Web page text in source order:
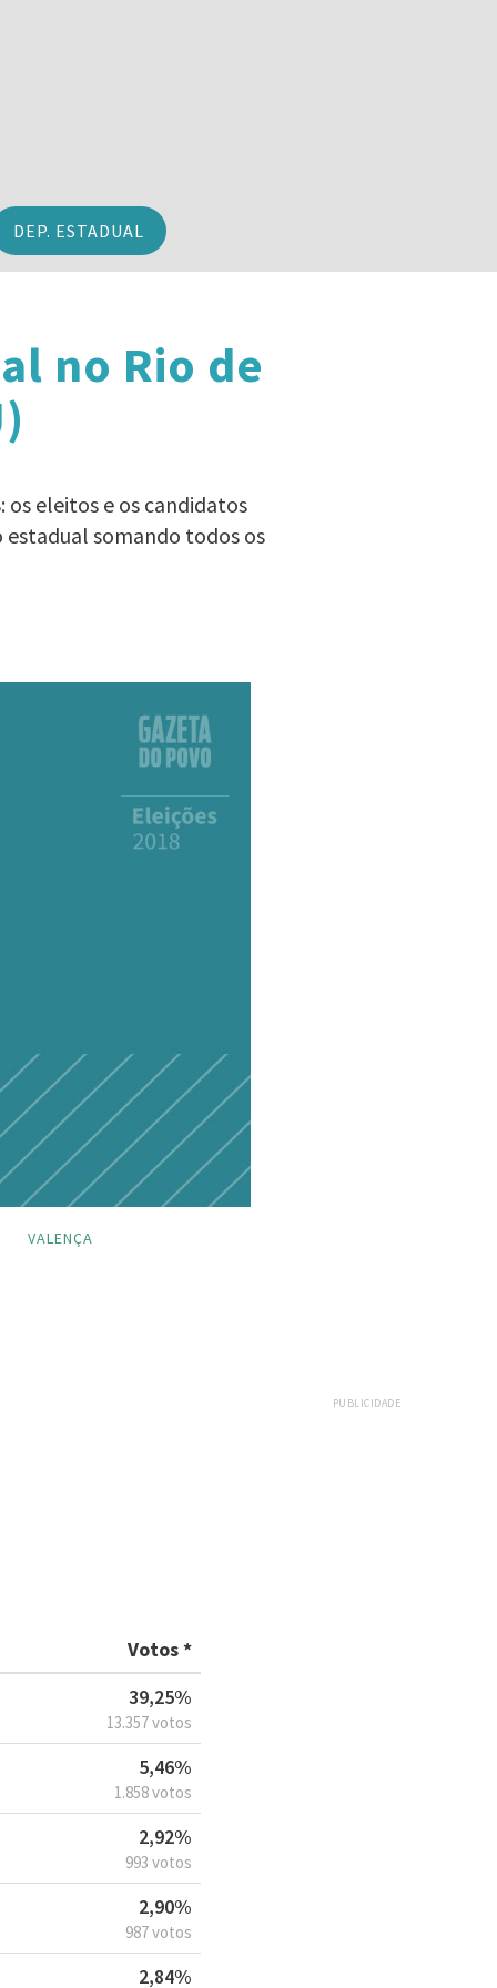
DEP. ESTADUAL
no Rio de
os eleitos e os candidatos
somando todos os
VALENÇA
PUBLICIDADE
Votos *
39,25%
13.357 votos
5,46%
1.858 votos
2,92%
993 votos
2,90%
987 votos
2,84%